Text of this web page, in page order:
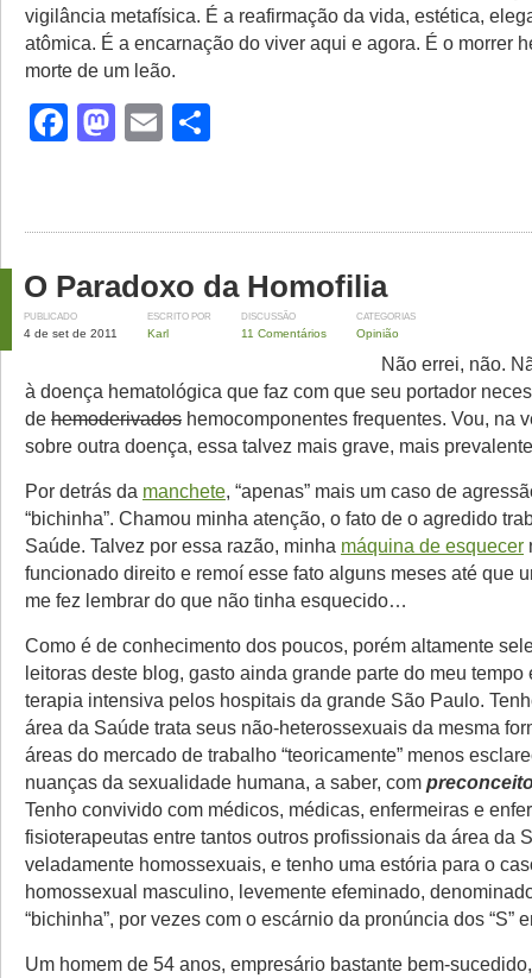
vigilância metafísica. É a reafirmação da vida, estética,
atômica. É a encarnação do viver aqui e agora. É o morrer
morte de um leão.
Facebook
Mastodon
Email
O Paradoxo da Homofilia
PUBLICADO
4 de set de 2011
ESCRITO POR
Karl
DISCUSSÃO
11 Comentários
CATEGORIAS
Opinião
Não errei, não.
à doença hematológica que faz com que seu portador
de hemoderivados hemocomponentes frequentes. Vou, na
sobre outra doença, essa talvez mais grave, mais
Por detrás da manchete, “apenas” mais um caso de
“bichinha”. Chamou minha atenção, o fato de o agredido
Saúde. Talvez por essa razão, minha máquina de esquecer
funcionado direito e remoí esse fato alguns meses até que
me fez lembrar do que não tinha esquecido…
Como é de conhecimento dos poucos, porém altamente
leitoras deste blog, gasto ainda grande parte do meu tempo
terapia intensiva pelos hospitais da grande São Paulo.
área da Saúde trata seus não-heterossexuais da mesma
áreas do mercado de trabalho “teoricamente” menos
nuanças da sexualidade humana, a saber, com
Tenho convivido com médicos, médicas, enfermeiras e
fisioterapeutas entre tantos outros profissionais da área da
veladamente homossexuais, e tenho uma estória para o
homossexual masculino, levemente efeminado,
“bichinha”, por vezes com o escárnio da pronúncia dos “S”
Um homem de 54 anos, empresário bastante bem-